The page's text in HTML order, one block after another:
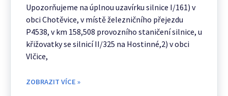
Upozorňujeme na úplnou uzavírku silnice I/161) v
obci Chotěvice, v místě železničního přejezdu
P4538, v km 158,508 provozního staničení silnice, u
křižovatky se silnicí II/325 na Hostinné,2) v obci
Vlčice,
ZOBRAZIT VÍCE »